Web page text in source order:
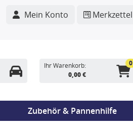
Mein Konto Merkzettel
Ihr Warenkorb:
0,00 €
0
Zubehör & Pannenhilfe